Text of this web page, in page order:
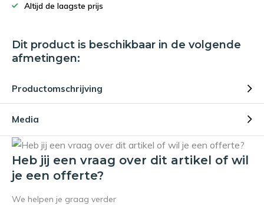
Altijd de laagste prijs
Dit product is beschikbaar in de volgende
afmetingen:
Productomschrijving
Media
Heb jij een vraag over dit artikel of wil
je een offerte?
We helpen je graag verder